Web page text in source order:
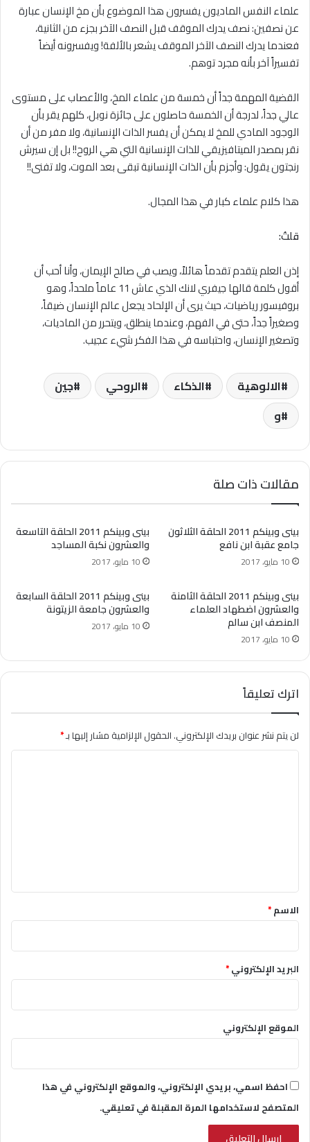
علماء النفس الماديون يفسرون هذا الموضوع بأن مخ الإنسان عبارة
عن نصفين: نصف يدرك الموقف قبل النصف الآخر بجزء من الثانية،
فعندما يدرك النصف الآخر الموقف يشعر بالألفة! ويفسرونه أيضاً
تفسيراً آخر بأنه مجرد توهم.
القضية المهمة جداً أن خمسة من علماء المخ، والأعصاب على مستوى
عالي جداً، لدرجة أن الخمسة حاصلون على جائزة نوبل، كلهم يقر بأن
الوجود المادي للمخ ﻻ يمكن أن يفسر الذات الإنسانية، ولا مفر من أن
نقر بمصدر الميتافيزيقي للذات الإنسانية التي هي الروح!! بل إن سيرش
رنجتون يقول: وأجزم بأن الذات الإنسانية تبقى بعد الموت، ولا تفنى!!
هذا كلام علماء كبار في هذا المجال.
قلتُ:
إذن العلم يتقدم تقدماً هائلاً، ويصب في صالح الإيمان، وأنا أحب أن
أقول كلمة قالها جيفري لانك الذي عاش 11 عاماً ملحداً، وهو
بروفيسور رياضيات، حيث يرى أن الإلحاد يجعل عالم الإنسان ضيقاً،
وصغيراً جداً، حتى في الفهم، وعندما ينطلق، ويتحرر من الماديات،
وتصغير الإنسان، واحتباسه في هذا الفكر شيء عجيب.
الالوهية الذكاء الروحي
جين
و
مقالات ذات صلة
بينى وبينكم 2011 الحلقة الثلاثون
جامع عقبة ابن نافع
10 مايو، 2017
بينى وبينكم 2011 الحلقة التاسعة
والعشرون نكبة المساجد
10 مايو، 2017
بينى وبينكم 2011 الحلقة الثامنة
والعشرون اضطهاد العلماء
المنصف ابن سالم
10 مايو، 2017
بينى وبينكم 2011 الحلقة السابعة
والعشرون جامعة الزيتونة
10 مايو، 2017
اترك تعليقاً
لن يتم نشر عنوان بريدك الإلكتروني.الحقول الإلزامية مشار إليها بـ*
*الاسم*
البريد الإلكتروني*
الموقع الإلكتروني
احفظ اسمي، بريدي الإلكتروني، والموقع الإلكتروني في هذا
المتصفح لاستخدامها المرة المقبلة في تعليقي.